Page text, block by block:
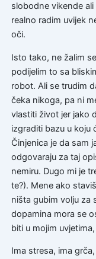
slobodne vikende
realno radim uvijek
oči.
Isto tako, ne žalim
podijelim to sa
robot. Ali se trudim
čeka nikoga, pa ni
vlastiti život jer jako
izgraditi bazu u koju
Činjenica je da sam
odgovaraju za taj
nemiru. Dugo mi je
te?). Mene ako
ništa gubim volju za
dopamina mora se
biti u mojim
Ima stresa, ima